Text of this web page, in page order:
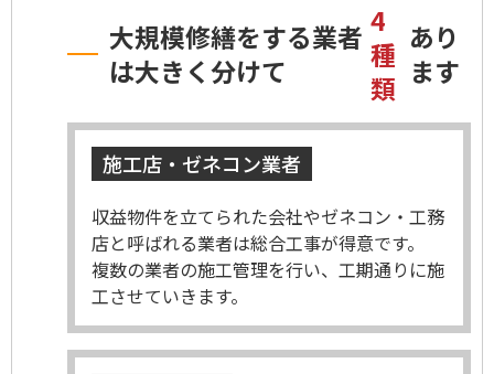
大規模修繕をする業者
は大きく分けて
4
種
類
あり
ます
施工店・ゼネコン業者
収益物件を立てられた会社やゼネコン・工務
店と呼ばれる業者は総合工事が得意です。
複数の業者の施工管理を行い、工期通りに施
工させていきます。